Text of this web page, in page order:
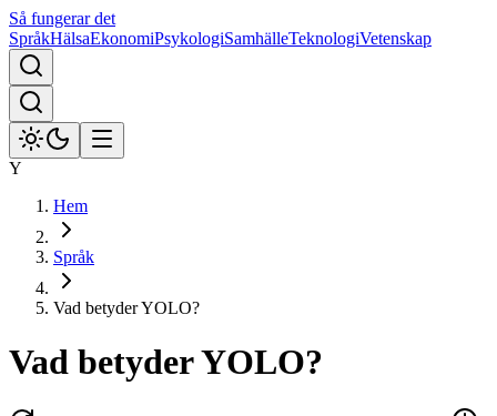
Så fungerar det
SpråkHälsaEkonomiPsykologiSamhälleTeknologiVetenskap
Y
Hem
Språk
Vad betyder YOLO?
Vad betyder YOLO?